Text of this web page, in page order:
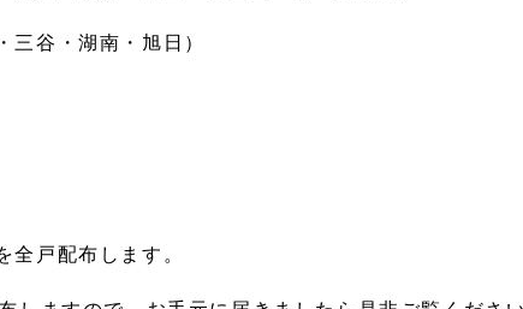
・湖南・旭日）
全戸配布します。